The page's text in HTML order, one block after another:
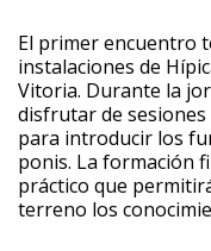
El primer encuentro
instalaciones de
Vitoria. Durante la
disfrutar de sesiones
para introducir los
ponis. La formación
práctico que
terreno los